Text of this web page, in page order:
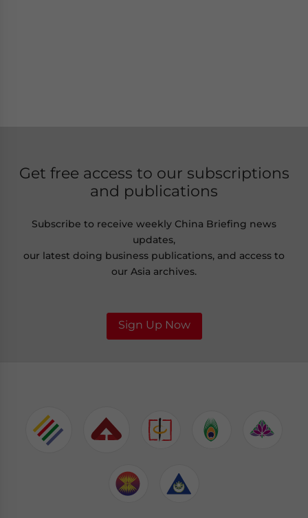
Get free access to our subscriptions
and publications
Subscribe to receive weekly China Briefing news
updates,
our latest doing business publications, and access to
our Asia archives.
Sign Up Now